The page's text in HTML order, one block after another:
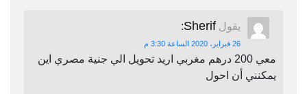
يقول Sherif
:
26 فبراير، 2020 الساعة 3:30 م
معي 200 درهم مغربي اريد تحويل الي جنية مصري اين
يمكنني أن احول